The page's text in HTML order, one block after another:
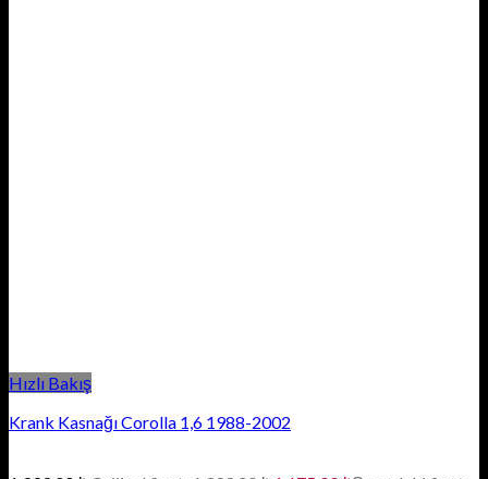
Hızlı Bakış
Krank Kasnağı Corolla 1,6 1988-2002